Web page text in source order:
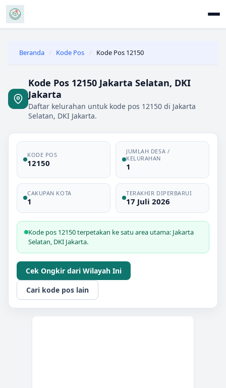
Beranda / Kode Pos / Kode Pos 12150
Kode Pos 12150 Jakarta Selatan, DKI
Jakarta
Daftar kelurahan untuk kode pos 12150 di Jakarta
Selatan, DKI Jakarta.
KODE POS
12150
JUMLAH DESA /
KELURAHAN
1
CAKUPAN KOTA
1
TERAKHIR DIPERBARUI
17 Juli 2026
Kode pos 12150 terpetakan ke satu area utama: Jakarta
Selatan, DKI Jakarta.
Cek Ongkir dari Wilayah Ini
Cari kode pos lain